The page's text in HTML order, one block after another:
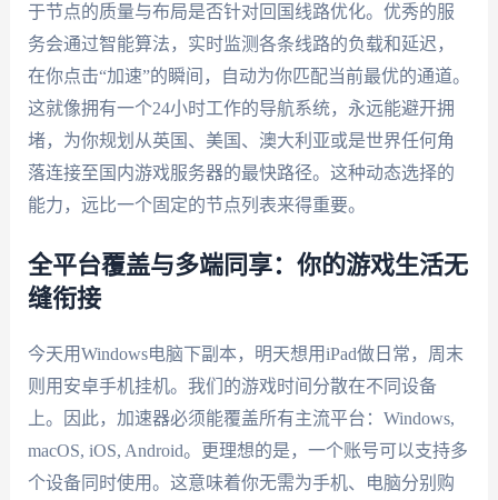
于节点的质量与布局是否针对回国线路优化。优秀的服
务会通过智能算法，实时监测各条线路的负载和延迟，
在你点击“加速”的瞬间，自动为你匹配当前最优的通道。
这就像拥有一个24小时工作的导航系统，永远能避开拥
堵，为你规划从英国、美国、澳大利亚或是世界任何角
落连接至国内游戏服务器的最快路径。这种动态选择的
能力，远比一个固定的节点列表来得重要。
全平台覆盖与多端同享：你的游戏生活无
缝衔接
今天用Windows电脑下副本，明天想用iPad做日常，周末
则用安卓手机挂机。我们的游戏时间分散在不同设备
上。因此，加速器必须能覆盖所有主流平台：Windows,
macOS, iOS, Android。更理想的是，一个账号可以支持多
个设备同时使用。这意味着你无需为手机、电脑分别购